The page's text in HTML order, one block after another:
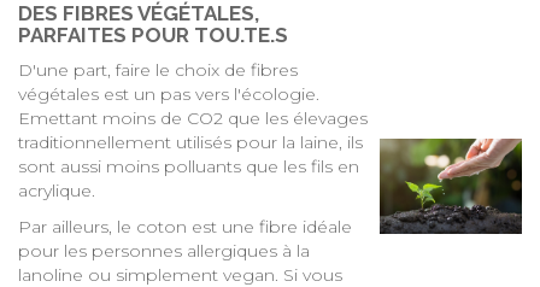
DES FIBRES VÉGÉTALES,
PARFAITES POUR TOU.TE.S
D'une part, faire le choix de fibres
végétales est un pas vers l'écologie.
Emettant moins de CO2 que les élevages
traditionnellement utilisés pour la laine, ils
sont aussi moins polluants que les fils en
acrylique.
Par ailleurs, le coton est une fibre idéale
pour les personnes allergiques à la
lanoline ou simplement vegan. Si vous